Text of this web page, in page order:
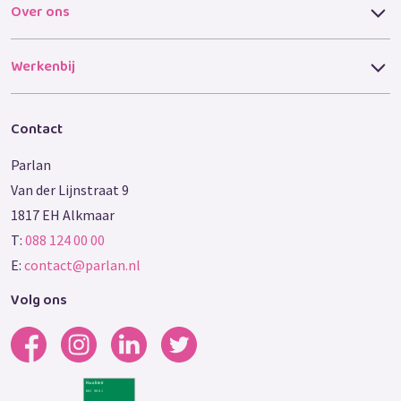
Over ons
Werkenbij
Contact
Parlan
Van der Lijnstraat 9
1817 EH Alkmaar
T: 088 124 00 00
E: contact@parlan.nl
Volg ons